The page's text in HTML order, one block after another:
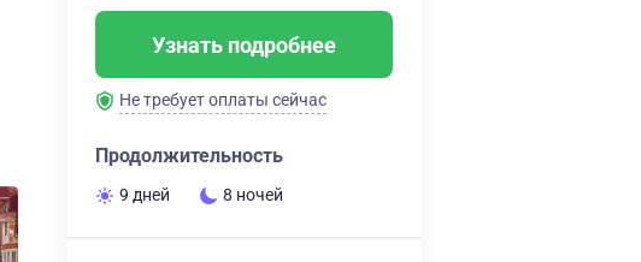
Узнать подробнее
Не требует оплаты сейчас
Продолжительность
9 дней 8 ночей